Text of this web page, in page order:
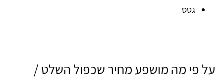
גטס
על פי מה מושפע מחיר שכפול השלט /